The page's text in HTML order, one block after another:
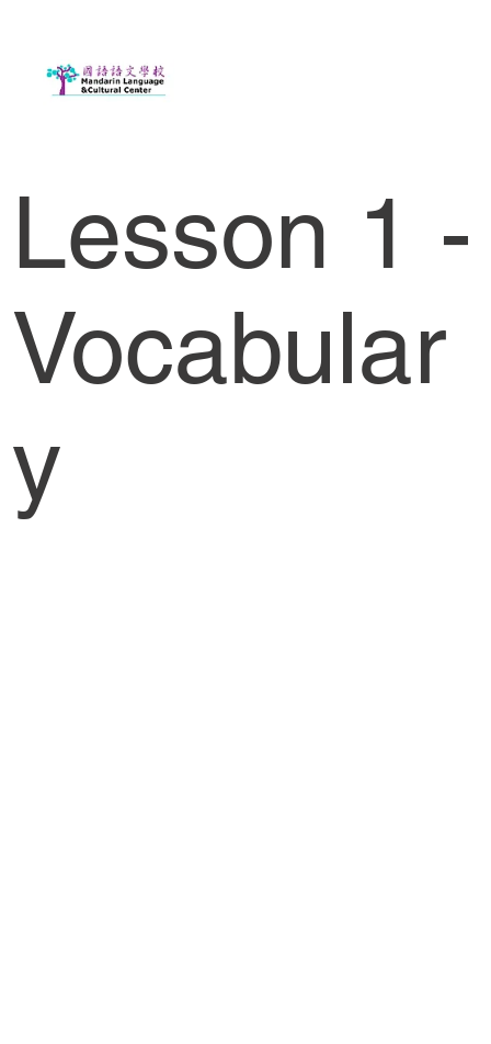
Lesson 1 -
Vocabular
y